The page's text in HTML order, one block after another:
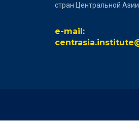
стран Центральной Азии
e-mail: